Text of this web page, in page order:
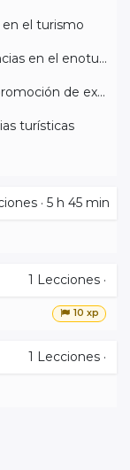
en el turismo
M5.9: Portales de venta de experiencias en el enoturismo
M5.10: Comunicación, publicidad y promoción de experiencias
turísticas
· 5 h 45 min
1 Lecciones ·
10 xp
1 Lecciones ·